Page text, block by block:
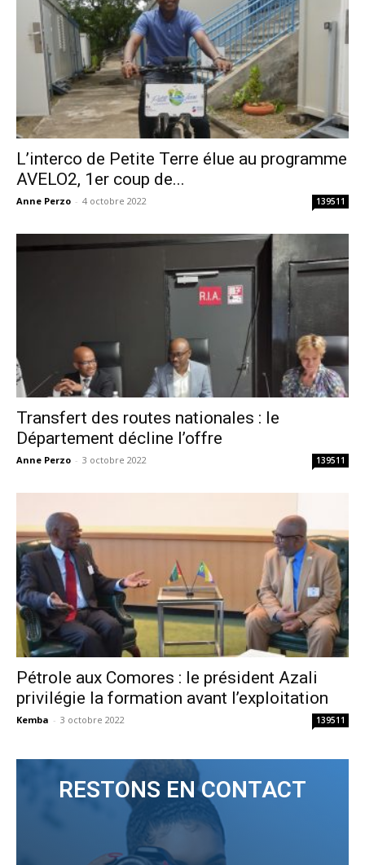
L’interco de Petite Terre élue au programme
AVELO2, 1er coup de...
Anne Perzo - 4 octobre 2022 139511
Transfert des routes nationales : le
Département décline l’offre
Anne Perzo - 3 octobre 2022 139511
Pétrole aux Comores : le président Azali
privilégie la formation avant l’exploitation
Kemba - 3 octobre 2022 139511
RESTONS EN CONTACT